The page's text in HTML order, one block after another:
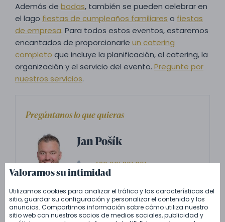
Además de bodas, también se pueden celebrar en
el lago fiestas de cumpleaños familiares o fiestas
de empresa. Para todos estos eventos, estaremos
encantados de proporcionarle un catering
completo que incluye la planificación, el catering, la
organización y el servicio del evento. Pregunte por
nuestros servicios.
Pregúntanos lo que quieras
Jan Pošík
+420 601 301 601
info@zamecky-catering.cz
Valoramos su intimidad
Utilizamos cookies para analizar el tráfico y las características del
sitio, guardar su configuración y personalizar el contenido y los
anuncios. Compartimos información sobre cómo utiliza nuestro
sitio web con nuestros socios de medios sociales, publicidad y